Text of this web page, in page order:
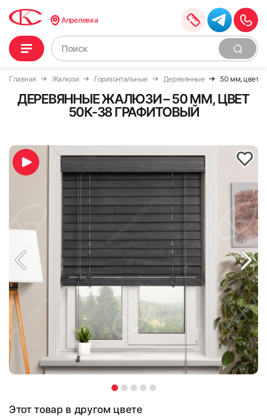
Апрелевка
Главная Жалюзи Горизонтальные Деревянные 50 мм, цвет
ДЕРЕВЯННЫЕ ЖАЛЮЗИ – 50 ММ, ЦВЕТ
50К-38 ГРАФИТОВЫЙ
Этот товар в другом цвете